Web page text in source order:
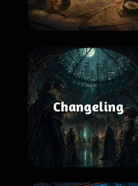
Changeling